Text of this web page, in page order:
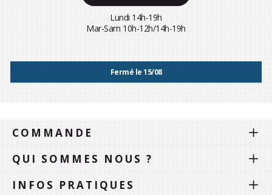
Lundi 14h-19h
Mar-Sam 10h-12h/14h-19h
Fermé le 15/08
COMMANDE
QUI SOMMES NOUS ?
INFOS PRATIQUES